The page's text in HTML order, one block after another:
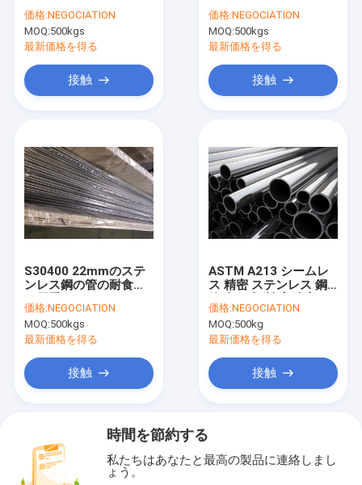
X 0.020インチX 20FT
SSの管
価格:NEGOCIATION
MOQ:500kgs
最新価格を得る
接触
い精密はA213 A269を
ピクルスにしました
価格:NEGOCIATION
MOQ:500kgs
最新価格を得る
接触
S30400 22mmのステ
ンレス鋼の管の耐食性
管
価格:NEGOCIATION
MOQ:500kgs
最新価格を得る
接触
ASTM A213 シームレ
ス 精密 ステンレス 鋼
価格:NEGOCIATION
MOQ:500kg
最新価格を得る
接触
時間を節約する
私たちはあなたと最高の製品に連絡しまし
ょう。